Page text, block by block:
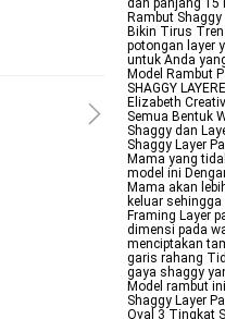
dan panjang 15
Rambut
Bikin Tirus
potongan layer
untuk Anda
Model Rambut
SHAGGY
Elizabeth
Semua Bentuk
Shaggy dan
Shaggy Layer
Mama yang
model ini
Mama akan
keluar
Framing Layer
dimensi pada
menciptakan
garis rahang
gaya shaggy
Model rambut
Shaggy Layer
Oval 3 Tingkat